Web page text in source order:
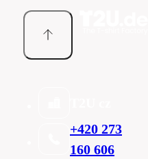
+420 273
160 606